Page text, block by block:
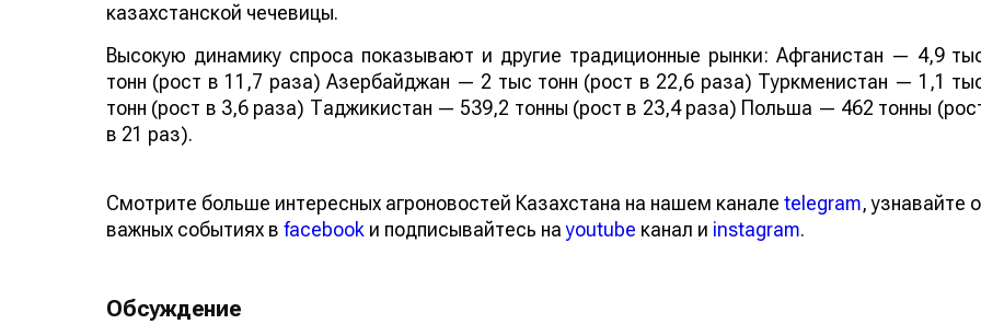
казахстанской чечевицы.
Высокую динамику спроса показывают и другие традиционные рынки: Афганистан — 4,9
тонн (рост в 11,7 раза) Азербайджан — 2 тыс тонн (рост в 22,6 раза) Туркменистан — 1,1
тонн (рост в 3,6 раза) Таджикистан — 539,2 тонны (рост в 23,4 раза) Польша — 462 тонны
в 21 раз).
Смотрите больше интересных агроновостей Казахстана на нашем канале telegram, узнавайте о
важных событиях в facebook и подписывайтесь наyoutube канал и instagram.
Обсуждение